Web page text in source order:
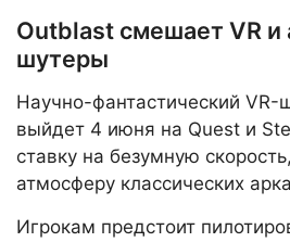
Outblast смешает VR и
шутеры
Научно-фантастический VR-
выйдет 4 июня на Quest и
ставку на безумную
атмосферу классических
Игрокам предстоит